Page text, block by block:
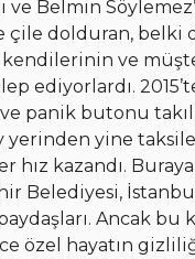
Belmin
dolduran, belki
ve
ediyorlardı.
ve panik butonu
yerinden yine
hız kazandı.
Belediyesi,
Ancak bu
özel hayatın